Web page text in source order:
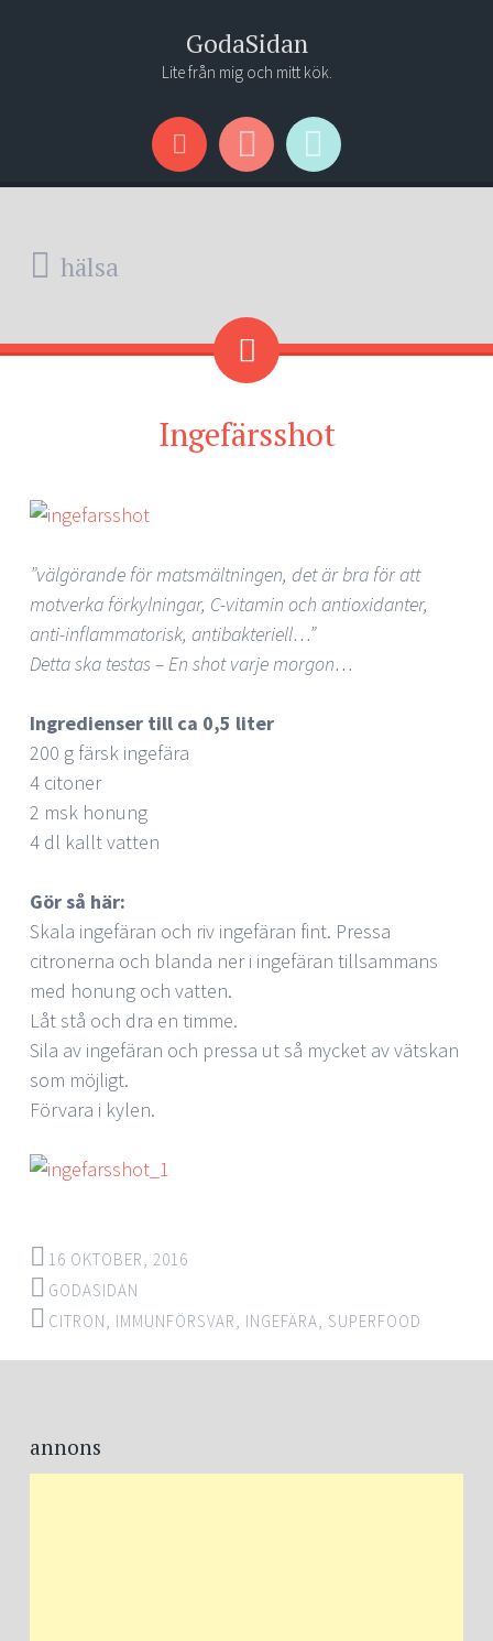
GodaSidan
Lite från mig och mitt kök.
Menu
Widgets
Search
hälsa
Ingefärsshot
”välgörande för matsmältningen, det är bra för att
motverka förkylningar, C-vitamin och antioxidanter,
anti-inflammatorisk, antibakteriell…”
Detta ska testas – En shot varje morgon…
Ingredienser till ca 0,5 liter
200 g färsk ingefära
4 citoner
2 msk honung
4 dl kallt vatten
Gör så här:
Skala ingefäran och riv ingefäran fint. Pressa
citronerna och blanda ner i ingefäran tillsammans
med honung och vatten.
Låt stå och dra en timme.
Sila av ingefäran och pressa ut så mycket av vätskan
som möjligt.
Förvara i kylen.
16 OKTOBER, 2016
GODASIDAN
CITRON, IMMUNFÖRSVAR, INGEFÄRA, SUPERFOOD
annons